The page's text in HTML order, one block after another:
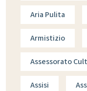
Aria Pulita
Armistizio
Assessorato
Assisi